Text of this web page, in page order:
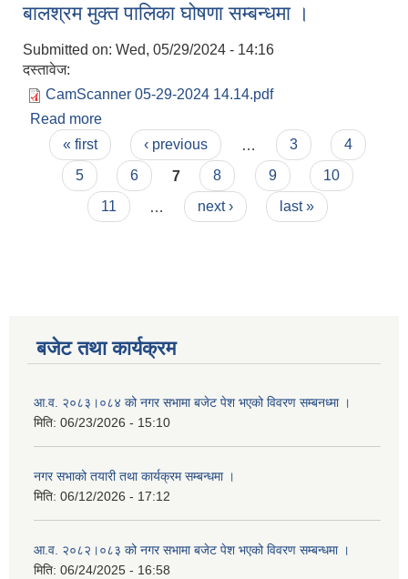
बालश्रम मुक्त पालिका घोषणा सम्बन्धमा ।
Submitted on: Wed, 05/29/2024 - 14:16
दस्तावेज:
CamScanner 05-29-2024 14.14.pdf
Read more
Pages
« first ‹ previous 3
4
5
6 7 8 9
10
11
next › last »
बजेट तथा कार्यक्रम
आ.व. २०८३।०८४ को नगर सभामा बजेट पेश भएको विवरण सम्बनध्मा ।
मिति: 06/23/2026 - 15:10
नगर सभाको तयारी तथा कार्यक्रम सम्बन्धमा ।
मिति: 06/12/2026 - 17:12
आ.व. २०८२।०८३ को नगर सभामा बजेट पेश भएको विवरण सम्बन्धमा ।
मिति: 06/24/2025 - 16:58